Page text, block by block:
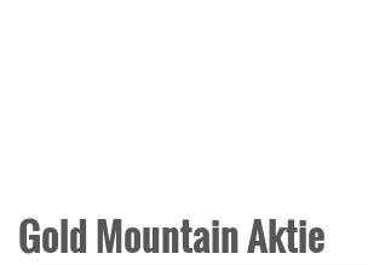
Gold Mountain Aktie